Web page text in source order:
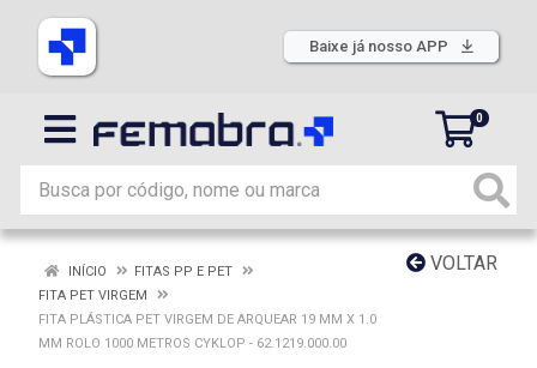
Baixe já nosso APP
0
VOLTAR
INÍCIO
FITAS PP E PET
FITA PET VIRGEM
FITA PLÁSTICA PET VIRGEM DE ARQUEAR 19 MM X 1.0
MM ROLO 1000 METROS CYKLOP - 62.1219.000.00